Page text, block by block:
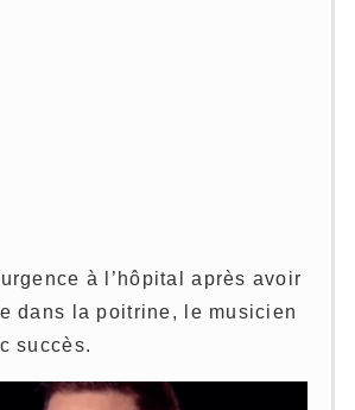
à l’hôpital après avoir
dans la poitrine, le musicien
succès.